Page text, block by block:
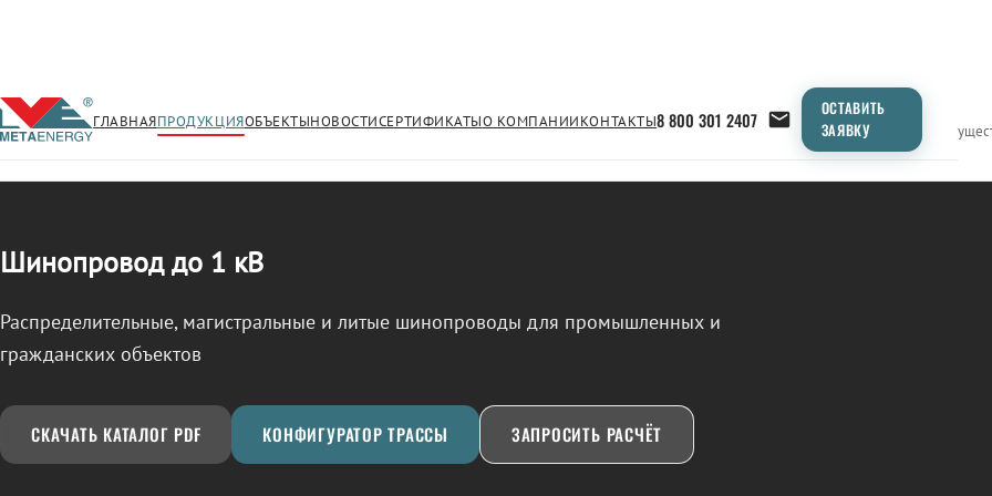
ГЛАВНАЯПРОДУКЦИЯОБЪЕКТЫНОВОСТИСЕРТИФИКАТЫО КОМПАНИИКОНТАКТЫ8 800 301 2407
ОСТАВИТЬ
ЗАЯВКУ
← Продукция/ШИНОПРОВОД Применение Продукция ТипоразмерыСравнение
Шинопровод до 1 кВ
Распределительные, магистральные и литые шинопроводы для промышленных и
гражданских объектов
СКАЧАТЬ КАТАЛОГ PDF КОНФИГУРАТОР ТРАССЫ ЗАПРОСИТЬ РАСЧЁТ